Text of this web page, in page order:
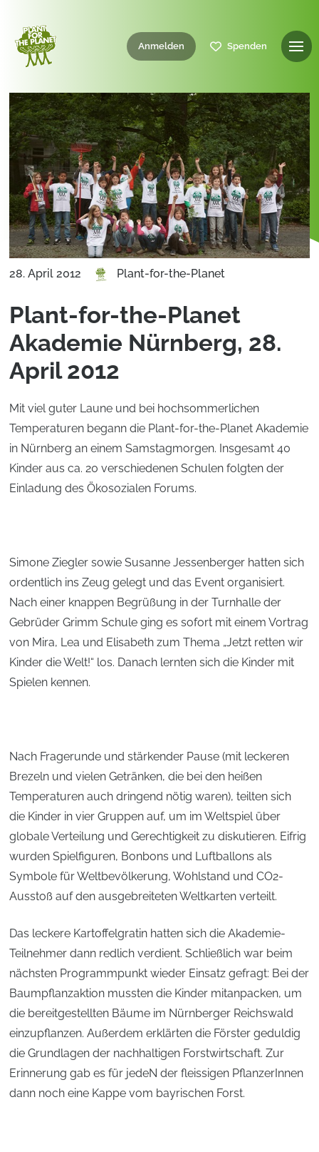
Anmelden Spenden
28. April 2012 Plant-for-the-Planet
Plant-for-the-Planet
Akademie Nürnberg, 28.
April 2012
Mit viel guter Laune und bei hochsommerlichen
Temperaturen begann die Plant-for-the-Planet Akademie
in Nürnberg an einem Samstagmorgen. Insgesamt 40
Kinder aus ca. 20 verschiedenen Schulen folgten der
Einladung des Ökosozialen Forums.
Simone Ziegler sowie Susanne Jessenberger hatten sich
ordentlich ins Zeug gelegt und das Event organisiert.
Nach einer knappen Begrüßung in der Turnhalle der
Gebrüder Grimm Schule ging es sofort mit einem Vortrag
von Mira, Lea und Elisabeth zum Thema „Jetzt retten wir
Kinder die Welt!“ los. Danach lernten sich die Kinder mit
Spielen kennen.
Nach Fragerunde und stärkender Pause (mit leckeren
Brezeln und vielen Getränken, die bei den heißen
Temperaturen auch dringend nötig waren), teilten sich
die Kinder in vier Gruppen auf, um im Weltspiel über
globale Verteilung und Gerechtigkeit zu diskutieren. Eifrig
wurden Spielfiguren, Bonbons und Luftballons als
Symbole für Weltbevölkerung, Wohlstand und CO2-
Ausstoß auf den ausgebreiteten Weltkarten verteilt.
Das leckere Kartoffelgratin hatten sich die Akademie-
Teilnehmer dann redlich verdient. Schließlich war beim
nächsten Programmpunkt wieder Einsatz gefragt: Bei der
Baumpflanzaktion mussten die Kinder mitanpacken, um
die bereitgestellten Bäume im Nürnberger Reichswald
einzupflanzen. Außerdem erklärten die Förster geduldig
die Grundlagen der nachhaltigen Forstwirtschaft. Zur
Erinnerung gab es für jedeN der fleissigen PflanzerInnen
dann noch eine Kappe vom bayrischen Forst.